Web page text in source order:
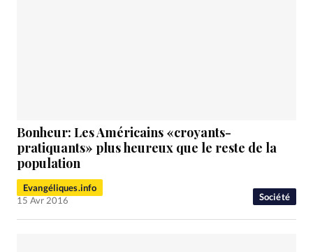
Société
Bonheur: Les Américains «croyants-
pratiquants» plus heureux que le reste de la
population
Evangéliques.info
15 Avr 2016